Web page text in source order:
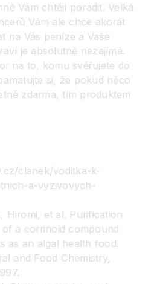
Vám chtějí poradit. Velká
Vám ale chce akorát
na Vás peníze a Vaše
je absolutně nezajímá.
na to, komu svěřujete do
si, že pokud něco
zdarma, tím produktem
clanek/voditka-k-
a-vyzivovych-
Hiromi, et al. Purification
a corrinoid compound
as an algal health food.
and Food Chemistry,